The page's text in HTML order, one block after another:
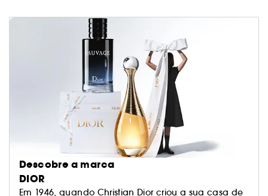
Descobre a marca
DIOR
Em 1946, quando Christian Dior criou a sua casa de